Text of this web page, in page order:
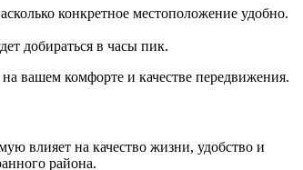
конкретное местоположение удобно.
добираться в часы пик.
вашем комфорте и качестве передвижения.
влияет на качество жизни, удобство и
района.